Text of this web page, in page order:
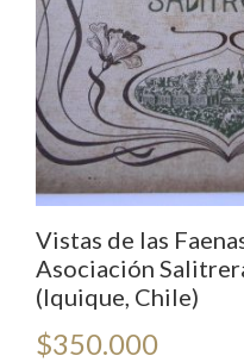
Vistas de las
Asociación
(Iquique, Chile)
$350.000